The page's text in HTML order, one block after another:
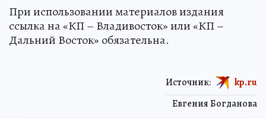
При использовании материалов издания
ссылка на «КП – Владивосток» или «КП –
Дальний Восток» обязательна.
Евгения Богданова
Источник: kp.ru